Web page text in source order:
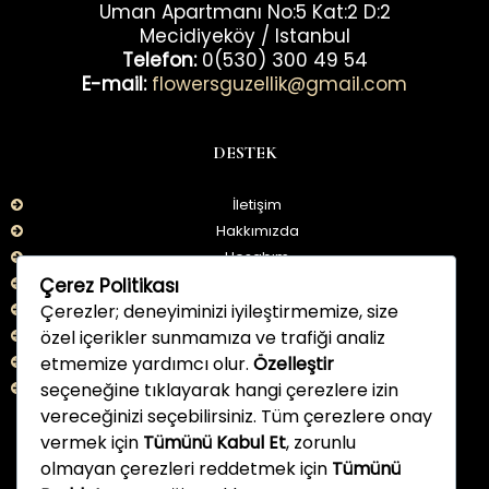
Uman Apartmanı No:5 Kat:2 D:2
Mecidiyeköy / Istanbul
Telefon:0(530) 300 49 54
E-mail: flowersguzellik@gmail.com
DESTEK
İletişim
Hakkımızda
Hesabım
Kullanım Şartları
KVKK
Aydınlatma Metni
Çerez Politikası
BİZİ TAKİP EDİN
Çerez Politikası
Çerezler; deneyiminizi iyileştirmemize, size
özel içerikler sunmamıza ve trafiği analiz
etmemize yardımcı olur. Özelleştir
seçeneğine tıklayarak hangi çerezlere izin
vereceğinizi seçebilirsiniz. Tüm çerezlere onay
vermek için Tümünü Kabul Et, zorunlu
olmayan çerezleri reddetmek için Tümünü